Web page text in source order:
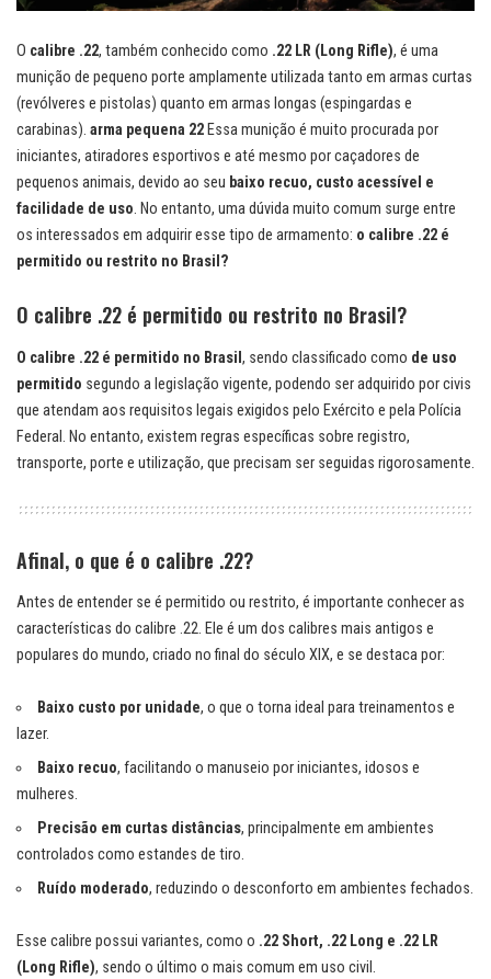
O calibre .22, também conhecido como .22 LR (Long Rifle), é uma
munição de pequeno porte amplamente utilizada tanto em armas curtas
(revólveres e pistolas) quanto em armas longas (espingardas e
carabinas). arma pequena 22 Essa munição é muito procurada por
iniciantes, atiradores esportivos e até mesmo por caçadores de
pequenos animais, devido ao seu baixo recuo, custo acessível e
facilidade de uso. No entanto, uma dúvida muito comum surge entre
os interessados em adquirir esse tipo de armamento: o calibre .22 é
permitido ou restrito no Brasil?
O calibre .22 é permitido ou restrito no Brasil?
O calibre .22 é permitido no Brasil , sendo classificado como de uso
permitido segundo a legislação vigente, podendo ser adquirido por civis
que atendam aos requisitos legais exigidos pelo Exército e pela Polícia
Federal. No entanto, existem regras específicas sobre registro,
transporte, porte e utilização, que precisam ser seguidas rigorosamente.
Afinal, o que é o calibre .22?
Antes de entender se é permitido ou restrito, é importante conhecer as
características do calibre .22. Ele é um dos calibres mais antigos e
populares do mundo, criado no final do século XIX, e se destaca por:
Baixo custo por unidade, o que o torna ideal para treinamentos e
lazer.
Baixo recuo, facilitando o manuseio por iniciantes, idosos e
mulheres.
Precisão em curtas distâncias, principalmente em ambientes
controlados como estandes de tiro.
Ruído moderado, reduzindo o desconforto em ambientes fechados.
Esse calibre possui variantes, como o .22 Short, .22 Long e .22 LR
(Long Rifle), sendo o último o mais comum em uso civil.